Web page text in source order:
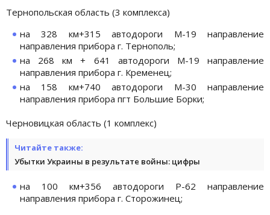
Тернопольская область (3 комплекса)
на 328 км+315 автодороги М-19 направление
направления прибора г. Тернополь;
на 268 км + 641 автодороги М-19 направление
направления прибора г. Кременец;
на 158 км+740 автодороги М-30 направление
направления прибора пгт Большие Борки;
Черновицкая область (1 комплекс)
Читайте также:
Убытки Украины в результате войны: цифры
на 100 км+356 автодороги Р-62 направление
направления прибора г. Сторожинец;